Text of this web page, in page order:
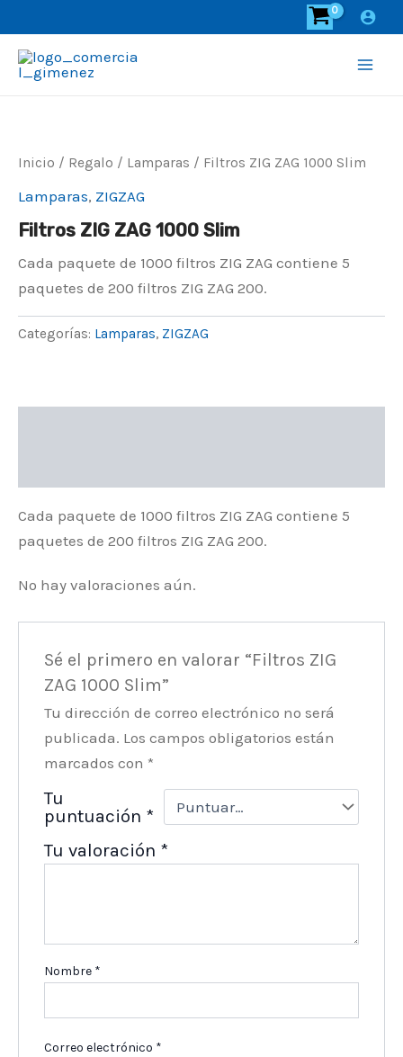
al
contenido
Inicio / Regalo / Lamparas / Filtros ZIG ZAG 1000 Slim
Lamparas, ZIGZAG
Filtros ZIG ZAG 1000 Slim
Cada paquete de 1000 filtros ZIG ZAG contiene 5
paquetes de 200 filtros ZIG ZAG 200.
Categorías: Lamparas, ZIGZAG
Cada paquete de 1000 filtros ZIG ZAG contiene 5
paquetes de 200 filtros ZIG ZAG 200.
No hay valoraciones aún.
Sé el primero en valorar “Filtros ZIG
ZAG 1000 Slim”
Tu dirección de correo electrónico no será
publicada. Los campos obligatorios están
marcados con *
Tu
puntuación *
Tu valoración *
Nombre *
Correo electrónico *